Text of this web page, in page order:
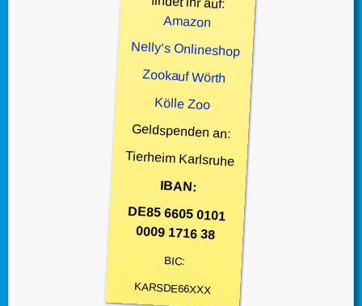
Amazon
Nelly’s Onlineshop
Zookauf Wörth
Kölle Zoo
Geldspenden an:
Tierheim Karlsruhe
IBAN:
DE85 6605 0101
0009 1716 38
BIC:
KARSDE66XXX